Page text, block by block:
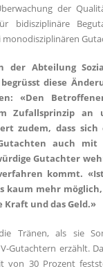
der
bidisziplinäre
monodisziplinären
der Abteilung
diese
«Den
Zufallsprinzip an
zudem, dass sich
auch mit
Gutachter
kommt.
mehr möglich,
und das Geld.»
Tränen, als sie
Gutachtern erzählt.
von 30 Prozent